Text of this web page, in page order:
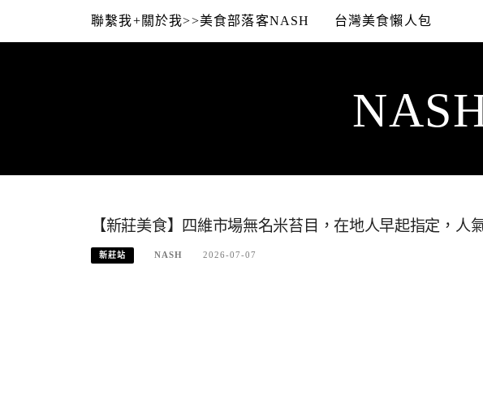
content
聯繫我+關於我>>美食部落客NASH 台灣美食懶人包
【新莊美食】四維市場無名米苔目，在地人早起指定，人
新莊站 NASH 2026-07-07